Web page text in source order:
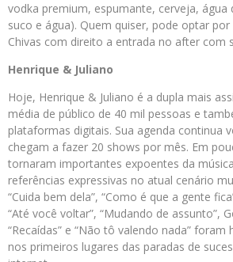
vodka premium, espumante, cerveja, água
suco e água). Quem quiser, pode optar
Chivas com direito a entrada no after com
Henrique & Juliano
Hoje, Henrique & Juliano é a dupla mais
média de público de 40 mil pessoas e
plataformas digitais. Sua agenda continua
chegam a fazer 20 shows por mês. Em
tornaram importantes expoentes da
referências expressivas no atual cenário
“Cuida bem dela”, “Como é que a gente
“Até você voltar”, “Mudando de assunto”,
“Recaídas” e “Não tô valendo nada” foram
nos primeiros lugares das paradas de